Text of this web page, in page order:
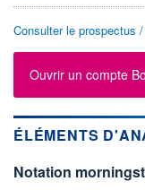
Consulter le prospectus
Ouvrir un compte
ÉLÉMENTS
Notation